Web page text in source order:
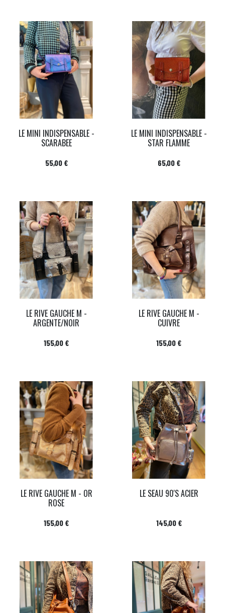
LE MINI INDISPENSABLE -
SCARABEE
Prix
55,00 €
LE MINI INDISPENSABLE -
STAR FLAMME
Prix
65,00 €
LE RIVE GAUCHE M -
ARGENTE/NOIR
Prix
155,00 €
LE RIVE GAUCHE M -
CUIVRE
Prix
155,00 €
LE RIVE GAUCHE M - OR
ROSE
Prix
155,00 €
LE SEAU 90'S ACIER
Prix
145,00 €